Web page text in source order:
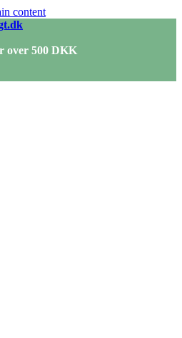
content
over 500 DKK